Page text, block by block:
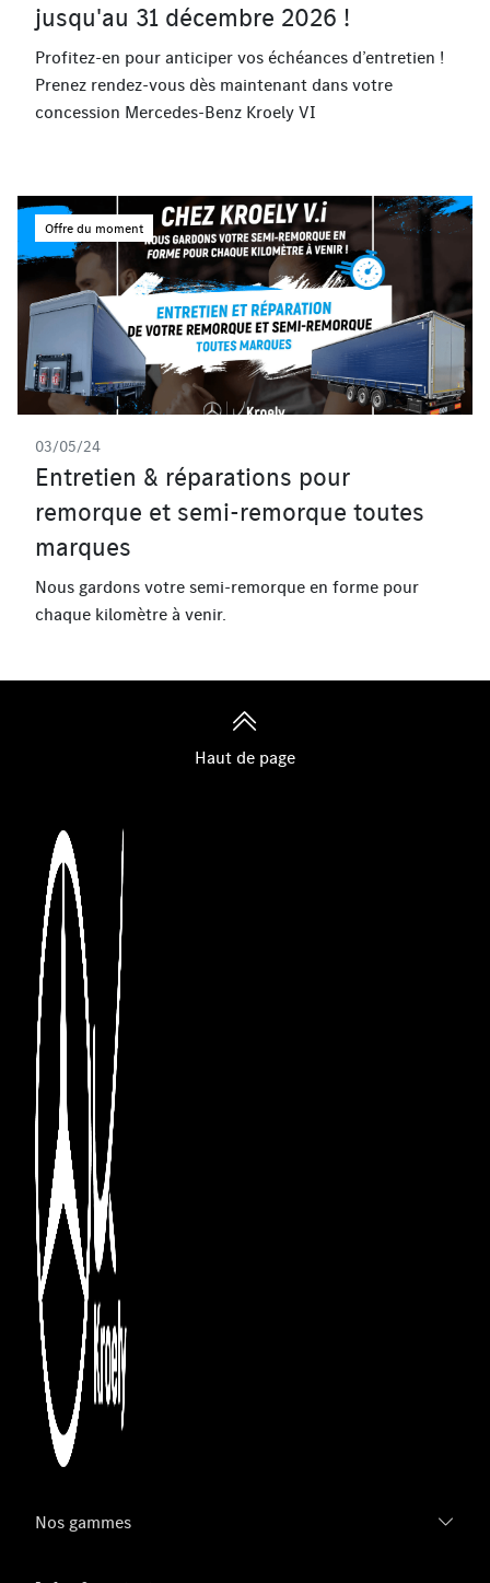
jusqu'au 31 décembre 2026 !
Profitez-en pour anticiper vos échéances d’entretien !
Prenez rendez-vous dès maintenant dans votre
concession Mercedes-Benz Kroely VI
03/05/24
Entretien & réparations pour
remorque et semi-remorque toutes
marques
Nous gardons votre semi-remorque en forme pour
chaque kilomètre à venir.
Offre du moment
Haut de page
Nos gammes